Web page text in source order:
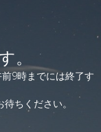
。
9時までには終了す
ちください。